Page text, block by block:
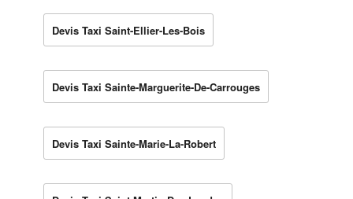
Devis Taxi Saint-Ellier-Les-Bois
Devis Taxi Sainte-Marguerite-De-Carrouges
Devis Taxi Sainte-Marie-La-Robert